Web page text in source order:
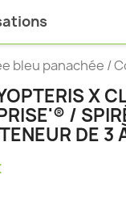
bleu panachée /
X
/
DE 3